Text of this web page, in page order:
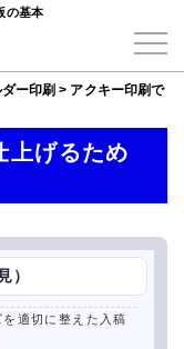
の基本
ー印刷 > アクキー印刷で
上げるため
）
適切に整えた入稿